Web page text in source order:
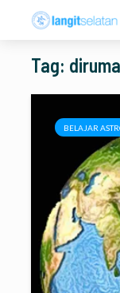
Tag:
BELAJAR